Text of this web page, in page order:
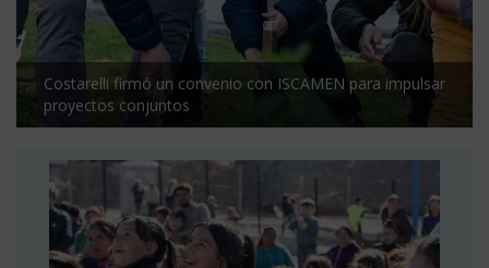
Costarelli firmó un convenio con ISCAMEN para impulsar
proyectos conjuntos